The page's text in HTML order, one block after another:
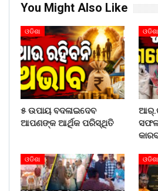
You Might Also Like
ଓଡିଶା
୫ ଉପାୟ ବଦଳାଇଦେବ
ଆପଣଙ୍କ ଆର୍ଥିକ ପରିସ୍ଥିତି
ଓଡିଶା
ଓଡିଶା ଓଡିଶା